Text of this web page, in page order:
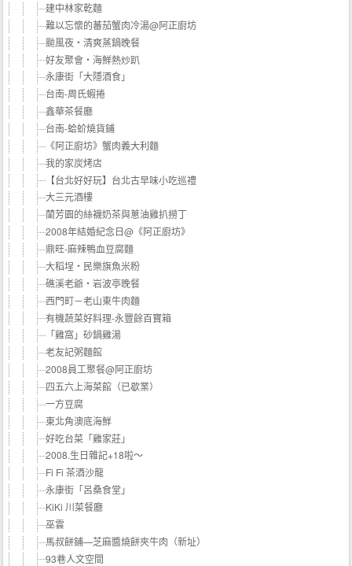
建中林家乾麵
難以忘懷的蕃茄蟹肉冷湯@阿正廚坊
颱風夜‧清爽蒸鍋晚餐
好友聚會‧海鮮熱炒趴
永康街「大隱酒食」
台南-周氏蝦捲
鑫華茶餐廳
台南-蛤蚧燒貨鋪
《阿正廚坊》蟹肉義大利麵
我的家炭烤店
【台北好好玩】台北古早味小吃巡禮
大三元酒樓
蘭芳園的絲襪奶茶與蔥油雞扒撈丁
2008年結婚紀念日@《阿正廚坊》
鼎旺-麻辣鴨血豆腐麵
大稻埕‧民樂旗魚米粉
礁溪老爺‧岩波亭晚餐
西門町－老山東牛肉麵
有機蔬菜好料理-永豐餘百寶箱
「雞窩」砂鍋雞湯
老友記粥麵館
2008員工聚餐@阿正廚坊
四五六上海菜館（已歇業）
一方豆腐
東北角澳底海鮮
好吃台菜「雞家莊」
2008.生日雜記+18啦～
Fi Fi 茶酒沙龍
永康街「呂桑食堂」
KiKi 川菜餐廳
巫雲
馬叔餅鋪—芝麻醬燒餅夾牛肉（新址）
93巷人文空間